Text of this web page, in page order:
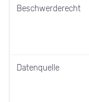
Beschwerderecht
Datenquelle